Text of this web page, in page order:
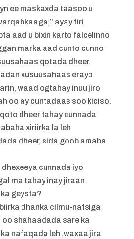
ee maskaxda taasoo u
ayay tiri.
aad u bixin karto falcelinno
marka aad cunto cunno
qotada dheer.
xusuusahaas erayo
waad ogtahay inuu jiro
oo ay cuntadaas soo kiciso.
dheer tahay cunnada
xiriirka la leh
dheer, sida goob amaba
cunnada iyo
ma tahay inay jiraan
geysta?
dhanka cilmu-nafsiga
oo shahaadada sare ka
nafaqada leh ,waxaa jira